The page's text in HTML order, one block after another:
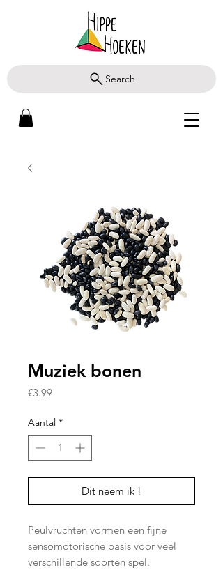
Search
Muziek bonen
€3.99Prijs
Aantal *
Dit neem ik !
Peulvruchten vormen een fijne
sensomotorische basis voor veel
verschillende soorten spel.